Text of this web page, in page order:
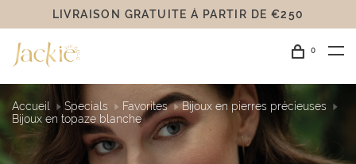
OR 14 CARATS
0
Accueil Specials Favorites
Bijoux en pierres précieuses
Bijoux en topaze blanche